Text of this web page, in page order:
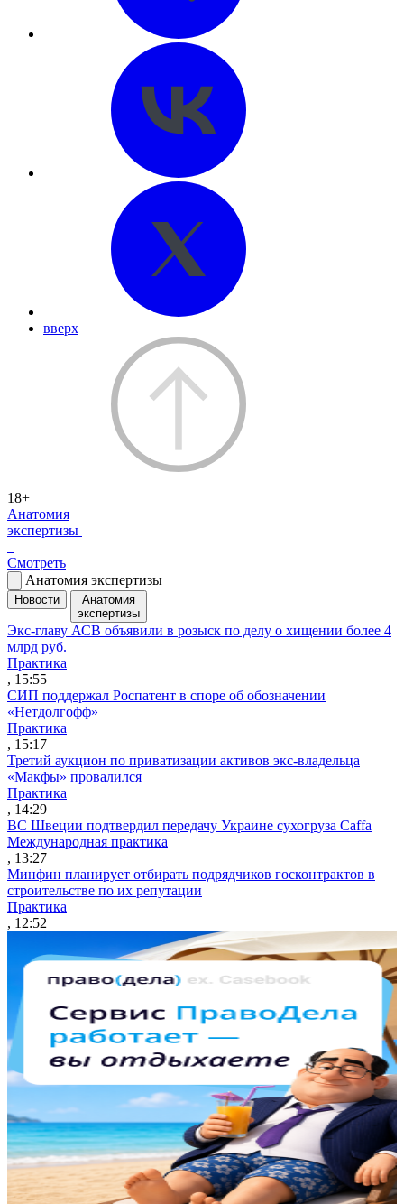
вверх
18+
Анатомия
экспертизы
Смотреть
Анатомия экспертизы
Новости
Анатомия
экспертизы
Экс-главу АСВ объявили в розыск по делу о хищении более 4
млрд руб.
Практика
, 15:55
СИП поддержал Роспатент в споре об обозначении
«Нетдолгофф»
Практика
, 15:17
Третий аукцион по приватизации активов экс-владельца
«Макфы» провалился
Практика
, 14:29
ВС Швеции подтвердил передачу Украине сухогруза Caffa
Международная практика
, 13:27
Минфин планирует отбирать подрядчиков госконтрактов в
строительстве по их репутации
Практика
, 12:52